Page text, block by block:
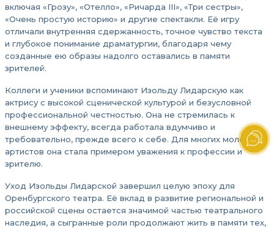
включая «Грозу», «Отелло», «Ричарда III», «Три сестры»,
«Очень простую историю» и другие спектакли. Её игру
отличали внутренняя сдержанность, точное чувство текста
и глубокое понимание драматургии, благодаря чему
созданные ею образы надолго оставались в памяти
зрителей.
Коллеги и ученики вспоминают Изольду Лидарскую как
актрису с высокой сценической культурой и безусловной
профессиональной честностью. Она не стремилась к
внешнему эффекту, всегда работала вдумчиво и
требовательно, прежде всего к себе. Для многих молодых
артистов она стала примером уважения к профессии и
зрителю.
Уход Изольды Лидарской завершил целую эпоху для
Оренбургского театра. Её вклад в развитие региональной и
российской сцены остается значимой частью театрального
наследия, а сыгранные роли продолжают жить в памяти тех,